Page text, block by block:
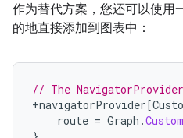
作为替代方案，您还可以使用
的地直接添加到图表中：
// The
+navigatorProvider[
route = Graph .